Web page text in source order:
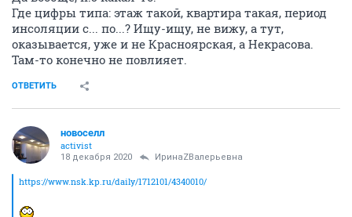
Где цифры типа: этаж такой, квартира такая, период
инсоляции с... по...? Ищу-ищу, не вижу, а тут,
оказывается, уже и не Красноярская, а Некрасова.
Там-то конечно не повлияет.
ОТВЕТИТЬ
новоселл
activist
18 декабря 2020 ИринаZВалерьевна
https://www.nsk.kp.ru/daily/1712101/4340010/